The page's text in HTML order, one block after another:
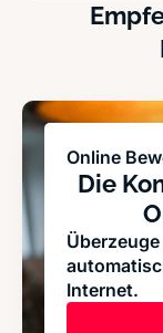
Online
Die
Internet.